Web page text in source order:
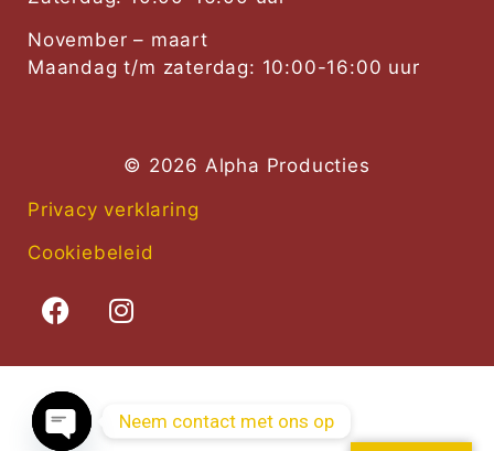
November – maart
Maandag t/m zaterdag: 10:00-16:00 uur
© 2026 Alpha Producties
Privacy verklaring
Cookiebeleid
Neem contact met ons op